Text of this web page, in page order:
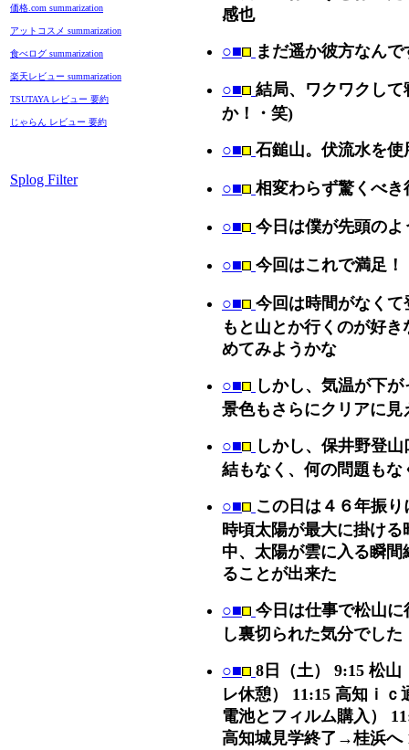
価格.com summarization
アットコスメ summarization
食べログ summarization
楽天レビュー summarization
TSUTAYA レビュー 要約
じゃらん レビュー 要約
Splog Filter
感也
○■ まだ遥か彼方なん
○■ 結局、ワクワクし
か！・笑)
○■ 石鎚山。伏流水を
○■ 相変わらず驚くべき
○■ 今日は僕が先頭のよ
○■ 今回はこれで満足！
○■ 今回は時間がなく
もと山とか行くのが好
めてみようかな
○■ しかし、気温が下
景色もさらにクリアに見
○■ しかし、保井野登
結もなく、何の問題も
○■ この日は４６年振
時頃太陽が最大に掛け
中、太陽が雲に入る瞬
ることが出来た
○■ 今日は仕事で松山
し裏切られた気分でした
○■ 8日（土） 9:15 松
レ休憩） 11:15 高知ｉ
電池とフィルム購入）
高知城見学終了→桂浜へ